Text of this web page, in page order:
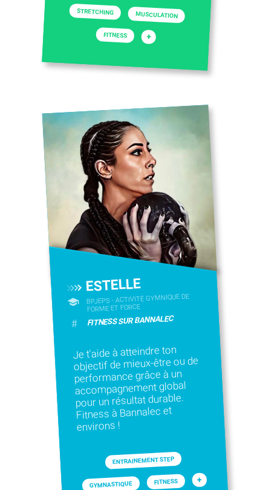
STRETCHING MUSCULATION
FITNESS +
ESTELLE
BPJEPS - ACTIVITÉ GYMNIQUE DE
FORME ET FORCE
# FITNESS SUR BANNALEC
Je t'aide à atteindre ton
objectif de mieux-être ou de
performance grâce à un
accompagnement global
pour un résultat durable.
Fitness à Bannalec et
environs !
ENTRAINEMENT STEP
GYMNASTIQUE FITNESS +